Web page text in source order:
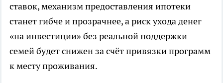
ставок, механизм предоставления ипотеки
станет гибче и прозрачнее, а риск ухода денег
«на инвестиции» без реальной поддержки
семей будет снижен за счёт привязки программ
к месту проживания.